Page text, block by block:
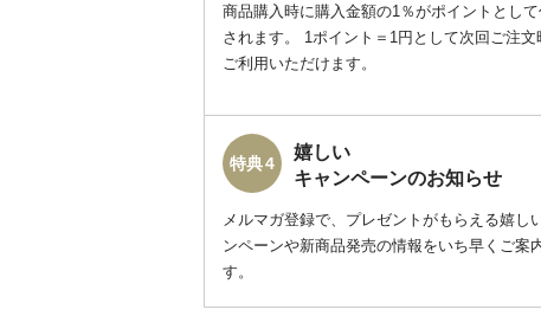
商品購入時に購入金額の1％がポイントとし
されます。 1ポイント＝1円として次回ご注文
ご利用いただけます。
特典 4
嬉しい
キャンペーンのお知らせ
メルマガ登録で、プレゼントがもらえる嬉し
ンペーンや新商品発売の情報をいち早くご案
す。